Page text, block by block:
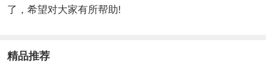
了，希望对大家有所帮助!
精品推荐